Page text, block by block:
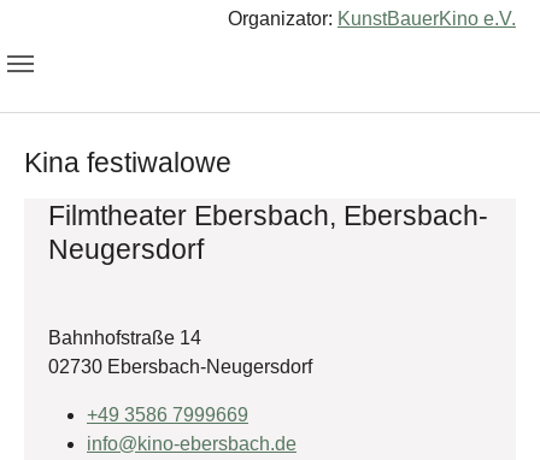
Organizator: KunstBauerKino e.V.
Kina festiwalowe
Filmtheater Ebersbach, Ebersbach-
Neugersdorf
Bahnhofstraße 14
02730 Ebersbach-Neugersdorf
+49 3586 7999669
info@kino-ebersbach.de